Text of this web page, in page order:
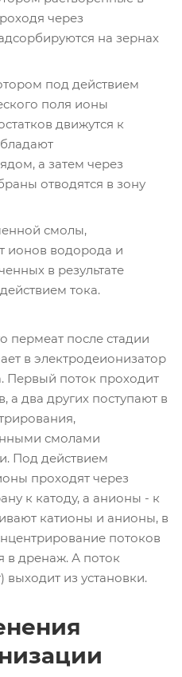
через
на зернах
под действием
поля ионы
движутся к
а затем через
отводятся в зону
смолы,
ионов водорода и
в результате
тока.
пермеат после стадии
в электродеионизатор
Первый поток проходит
а два других поступают в
смолами
Под действием
проходят через
к катоду, а анионы - к
катионы и анионы, в
потоков
в дренаж. А поток
из установки.